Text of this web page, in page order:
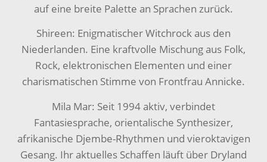
auf eine breite Palette an Sprachen zurück.
Shireen: Enigmatischer Witchrock aus den
Niederlanden. Eine kraftvolle Mischung aus Folk,
Rock, elektronischen Elementen und einer
charismatischen Stimme von Frontfrau Annicke.
Mila Mar: Seit 1994 aktiv, verbindet
Fantasiesprache, orientalische Synthesizer,
afrikanische Djembe-Rhythmen und vieroktavigen
Gesang. Ihr aktuelles Schaffen läuft über Dryland